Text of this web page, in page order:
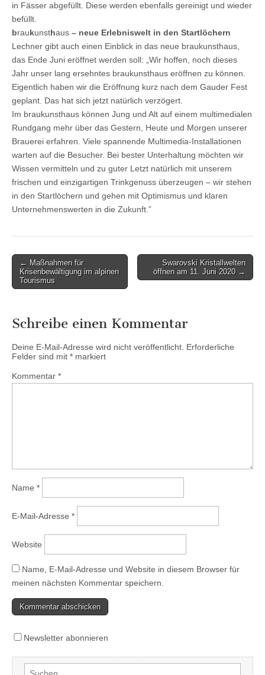
in Fässer abgefüllt. Diese werden ebenfalls gereinigt und wieder
befüllt.
braukunsthaus – neue Erlebniswelt in den Startlöchern
Lechner gibt auch einen Einblick in das neue braukunsthaus,
das Ende Juni eröffnet werden soll: „Wir hoffen, noch dieses
Jahr unser lang ersehntes braukunsthaus eröffnen zu können.
Eigentlich haben wir die Eröffnung kurz nach dem Gauder Fest
geplant. Das hat sich jetzt natürlich verzögert.
Im braukunsthaus können Jung und Alt auf einem multimedialen
Rundgang mehr über das Gestern, Heute und Morgen unserer
Brauerei erfahren. Viele spannende Multimedia-Installationen
warten auf die Besucher. Bei bester Unterhaltung möchten wir
Wissen vermitteln und zu guter Letzt natürlich mit unserem
frischen und einzigartigen Trinkgenuss überzeugen – wir stehen
in den Startlöchern und gehen mit Optimismus und klaren
Unternehmenswerten in die Zukunft.”
Post
navigation
← Maßnahmen für
Krisenbewältigung im alpinen
Tourismus
Swarovski Kristallwelten
öffnen am 11. Juni 2020 →
Schreibe einen Kommentar
Deine E-Mail-Adresse wird nicht veröffentlicht. Erforderliche
Felder sind mit * markiert
Kommentar *
Name *
E-Mail-Adresse *
Website
Name, E-Mail-Adresse und Website in diesem Browser für
meinen nächsten Kommentar speichern.
Newsletter abonnieren
Suchen